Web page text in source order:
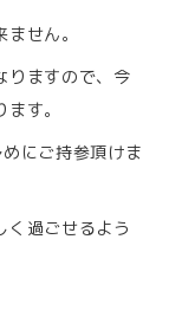
せん。
りますので、今
す。
にご持参頂けま
く過ごせるよう